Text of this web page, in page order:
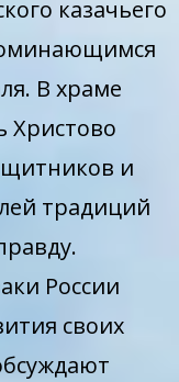
казачьего
В храме
Христово
и
традиций
России
своих